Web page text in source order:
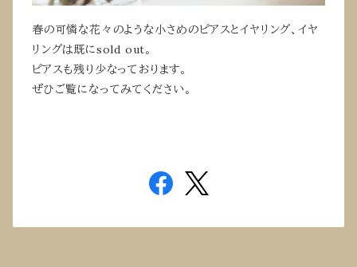
春の可憐な花々のような小さめのピアスとイヤリング、イヤ
リングは既にsold out。
ピアスも残り少なっております。
ぜひご覧になってみてください。